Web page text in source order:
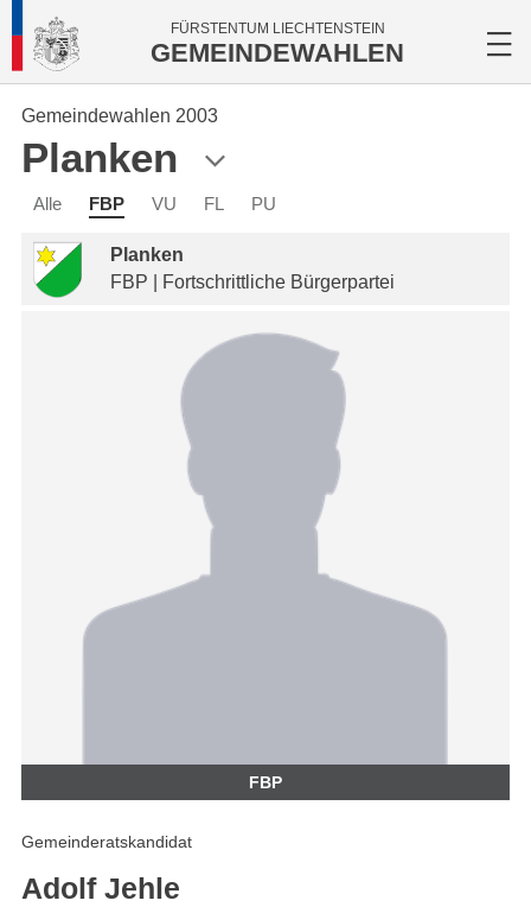
FÜRSTENTUM LIECHTENSTEIN
GEMEINDEWAHLEN
Gemeindewahlen 2003
Planken
Alle FBP VU FL PU
Planken
FBP | Fortschrittliche Bürgerpartei
FBP
Gemeinderatskandidat
Adolf Jehle